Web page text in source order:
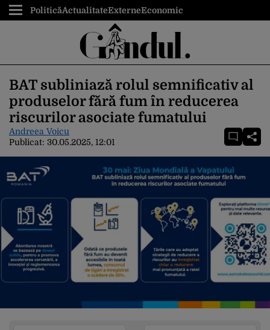
PoliticăActualitateExterneEconomic
BAT subliniază rolul semnificativ al
produselor fără fum în reducerea
riscurilor asociate fumatului
Andreea Voicu
Publicat: 30.05.2025, 12:01